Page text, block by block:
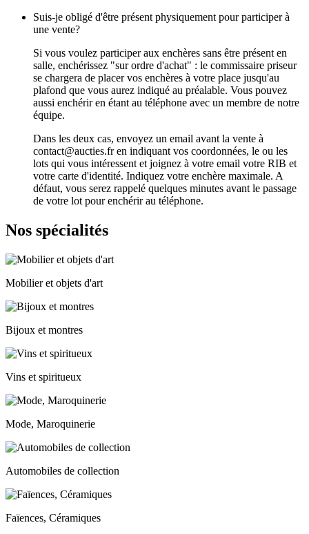
Suis-je obligé d'être présent physiquement pour participer à
une vente?
Si vous voulez participer aux enchères sans être présent en
salle, enchérissez "sur ordre d'achat" : le commissaire priseur
se chargera de placer vos enchères à votre place jusqu'au
plafond que vous aurez indiqué au préalable. Vous pouvez
aussi enchérir en étant au téléphone avec un membre de notre
équipe.
Dans les deux cas, envoyez un email avant la vente à
contact@aucties.fr en indiquant vos coordonnées, le ou les
lots qui vous intéressent et joignez à votre email votre RIB et
votre carte d'identité. Indiquez votre enchère maximale. A
défaut, vous serez rappelé quelques minutes avant le passage
de votre lot pour enchérir au téléphone.
Nos spécialités
Mobilier et objets d'art
Bijoux et montres
Vins et spiritueux
Mode, Maroquinerie
Automobiles de collection
Faïences, Céramiques